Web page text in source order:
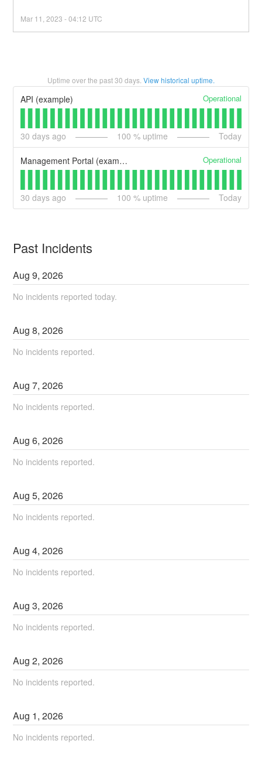
Mar 11 ,2023 -04:12 UTC
Uptime over the past30 days. View historical uptime.
API (example) Operational
30 days ago 100 % uptime Today
Management Portal (example) Operational
30 days ago 100 % uptime Today
Past Incidents
Aug9,2026
No incidents reported today.
Aug8,2026
No incidents reported.
Aug7,2026
No incidents reported.
Aug6,2026
No incidents reported.
Aug5,2026
No incidents reported.
Aug4,2026
No incidents reported.
Aug3,2026
No incidents reported.
Aug2,2026
No incidents reported.
Aug 1,2026
No incidents reported.